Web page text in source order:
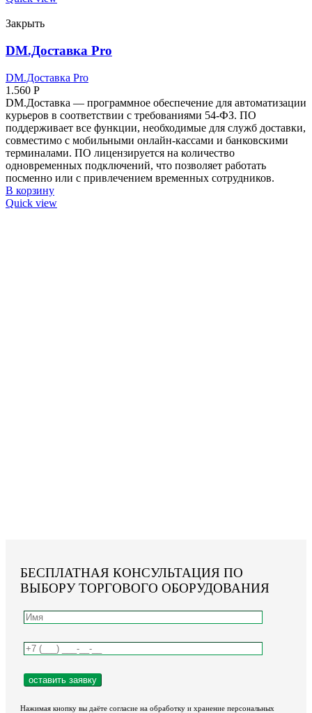
Закрыть
DM.Доставка Pro
DM.Доставка Pro
1.560 Р
DM.Доставка — программное обеспечение для автоматизации
курьеров в соответствии с требованиями 54-ФЗ. ПО
поддерживает все функции, необходимые для служб доставки,
совместимо с мобильными онлайн-кассами и банковскими
терминалами. ПО лицензируется на количество
одновременных подключений, что позволяет работать
посменно или с привлечением временных сотрудников.
В корзину
Quick view
БЕСПЛАТНАЯ КОНСУЛЬТАЦИЯ ПО
ВЫБОРУ ТОРГОВОГО ОБОРУДОВАНИЯ
Нажимая кнопку вы даёте согласие на обработку и хранение персональных